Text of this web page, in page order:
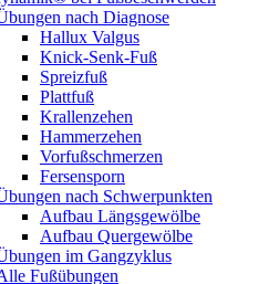
nach Diagnose
Hallux Valgus
Knick-Senk-Fuß
Spreizfuß
Plattfuß
Krallenzehen
Hammerzehen
Vorfußschmerzen
Fersensporn
nach Schwerpunkten
Aufbau Längsgewölbe
Aufbau Quergewölbe
im Gangzyklus
Fußübungen